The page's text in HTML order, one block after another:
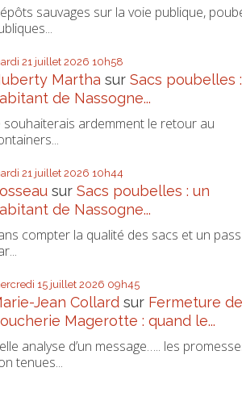
sauvages sur la voie publique,
21 juillet 2026 10h58
Martha surSacs poubelles
de Nassogne...
souhaiterais ardemment le retour au
21 juillet 2026 10h44
surSacs poubelles : un
de Nassogne...
compter la qualité des sacs et un
15 juillet 2026 09h45
Jean Collard sur Fermeture
Magerotte : quand le...
analyse d’un message….. les
tenues...